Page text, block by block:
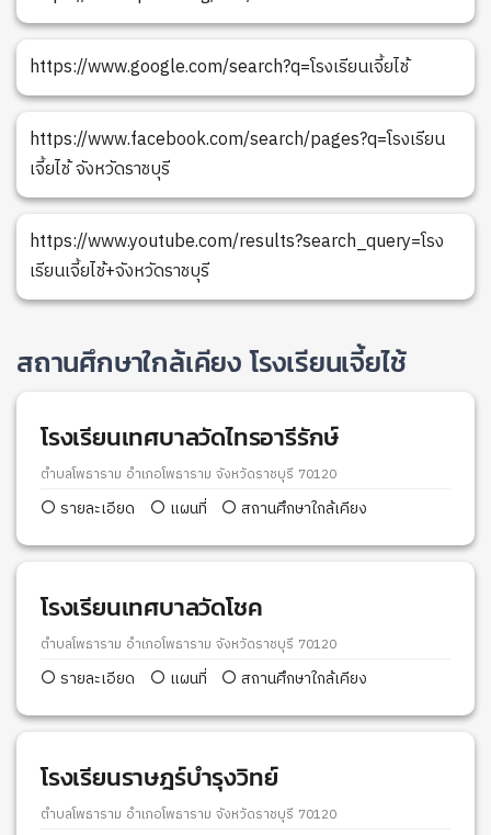
https://www.google.com/search?q=โรงเรียนเจี้ยไช้
https://www.facebook.com/search/pages?q=โรงเรียน
เจี้ยไช้ จังหวัดราชบุรี
https://www.youtube.com/results?search_query=โรง
เรียนเจี้ยไช้+จังหวัดราชบุรี
สถานศึกษาใกล้เคียง โรงเรียนเจี้ยไช้
โรงเรียนเทศบาลวัดไทรอารีรักษ์
ตำบลโพธาราม อำเภอโพธาราม จังหวัดราชบุรี 70120
รายละเอียด แผนที่ สถานศึกษาใกล้เคียง
โรงเรียนเทศบาลวัดโชค
ตำบลโพธาราม อำเภอโพธาราม จังหวัดราชบุรี 70120
รายละเอียด แผนที่ สถานศึกษาใกล้เคียง
โรงเรียนราษฎร์บำรุงวิทย์
ตำบลโพธาราม อำเภอโพธาราม จังหวัดราชบุรี 70120